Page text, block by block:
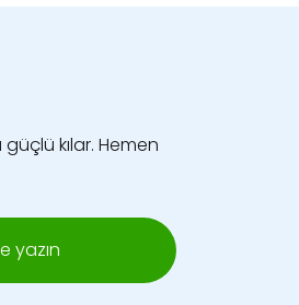
kılar. Hemen
yazın